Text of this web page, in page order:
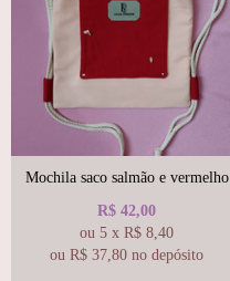
Mochila saco salmão e vermelho
R$ 42,00
ou 5 x R$ 8,40
ou R$ 37,80 no depósito